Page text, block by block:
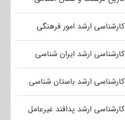
کارشناسی ارشد امور فرهنگی
کارشناسی ارشد ایران شناسی
کارشناسی ارشد باستان شناسی
کارشناسی ارشد پدافند غیرعامل